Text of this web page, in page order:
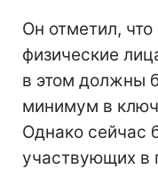
Он отметил,
физические
в этом должны
минимум в
Однако сейчас
участвующих в